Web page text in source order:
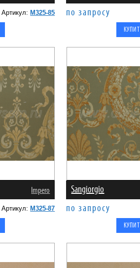
Артикул: M325-85 по запросу
Impero
Артикул: M325-87
Sangiorgio
по запросу